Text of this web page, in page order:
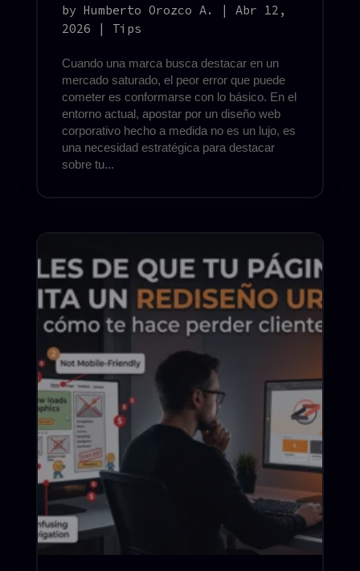
by Humberto Orozco A. | Abr 12,
2026 | Tips
Cuando una marca busca destacar en un
mercado saturado, el peor error que puede
cometer es conformarse con lo básico. En el
entorno actual, apostar por un diseño web
corporativo hecho a medida no es un lujo, es
una necesidad estratégica para destacar
sobre tu...